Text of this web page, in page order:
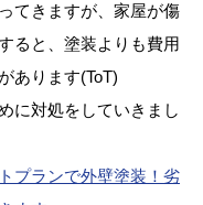
てきますが、家屋が傷
ると、塗装よりも費用
あります(ToT)
に対処をしていきまし
プランで外壁塗装！劣